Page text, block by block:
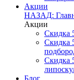
Акции
НАЗАД:
Акции
Скидка
Скидка
Скидка
Блог